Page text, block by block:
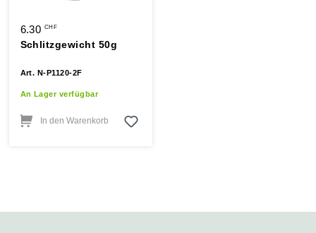
6.30 CHF
Schlitzgewicht 50g
Art. N-P1120-2F
An Lager verfügbar
In den Warenkorb